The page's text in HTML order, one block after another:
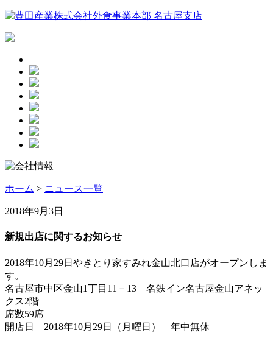
ホーム > ニュース一覧
2018年9月3日
新規出店に関するお知らせ
2018年10月29日やきとり家すみれ金山北口店がオープンしま
す。
名古屋市中区金山1丁目11－13 名鉄イン名古屋金山アネッ
クス2階
席数59席
開店日 2018年10月29日（月曜日） 年中無休